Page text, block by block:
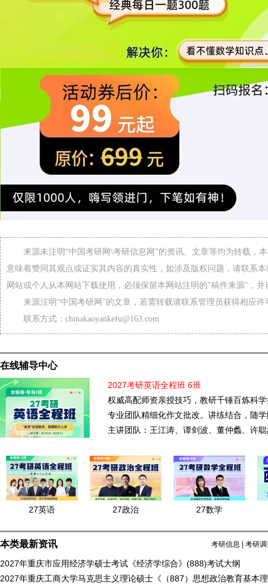
来源未注明“中国考研网\考研信息网”的资讯、文章等均为转载，
意味着赞同其观点或证实其内容的真实性，如涉及版权问题，请联系
网站或个人从本网站下载使用，必须保留本网站注明的"稿件来源"，
来源注明“中国考研网”的文章，若需转载请联系管理员获得相应许
联系方式：chinakaoyankefu@163.com
在线辅导中心
2027考研英语全程班 6班
权威高配师资亲授技巧，教研千锤百炼科
专业团队精细化作文批改。讲练结合，随
主讲团队：王江涛、谭剑波、董仲蠡、许
27英语 27政治 27数学
本类最新资讯 考研信息 考研
2027年重庆市应用经济学硕士考试《经济学综合》(888)考试大纲
2027年重庆工商大学马克思主义理论硕士《（887）思想政治教育基本